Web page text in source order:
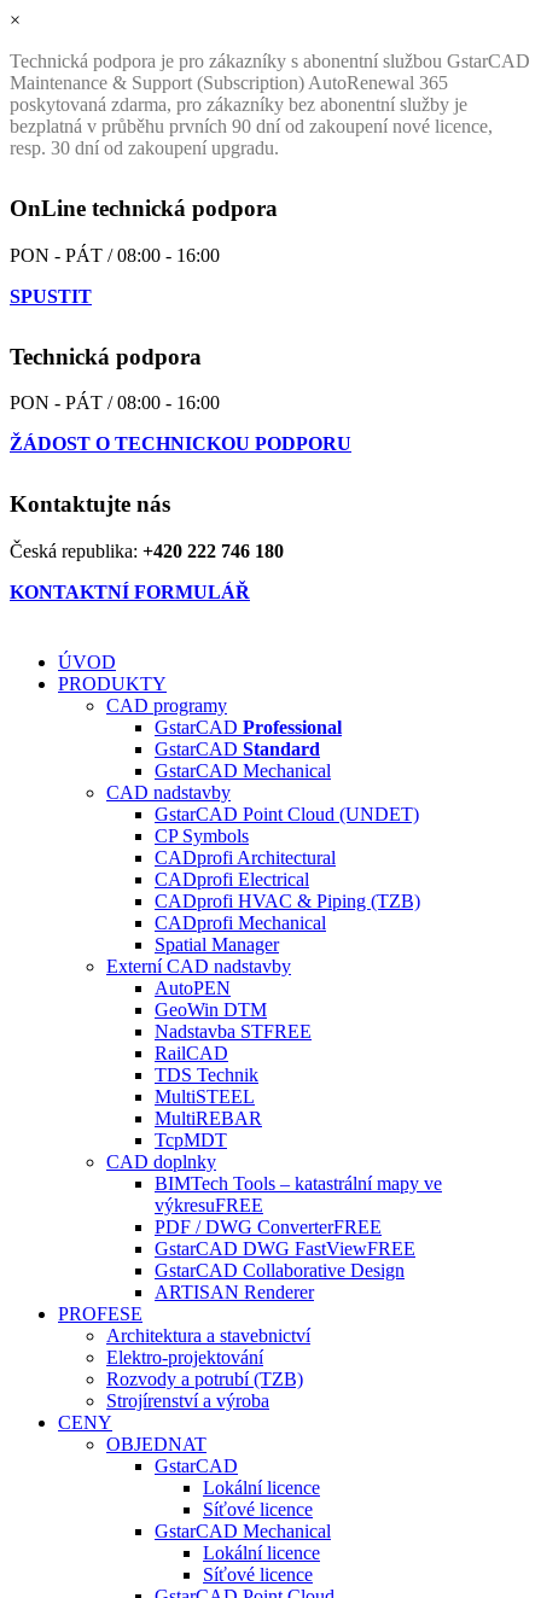
×
Technická podpora je pro zákazníky s abonentní službou GstarCAD
Maintenance & Support (Subscription) AutoRenewal 365
poskytovaná zdarma, pro zákazníky bez abonentní služby je
bezplatná v průběhu prvních 90 dní od zakoupení nové licence,
resp. 30 dní od zakoupení upgradu.
OnLine technická podpora
PON - PÁT / 08:00 - 16:00
SPUSTIT
Technická podpora
PON - PÁT / 08:00 - 16:00
ŽÁDOST O TECHNICKOU PODPORU
Kontaktujte nás
Česká republika: +420 222 746 180
KONTAKTNÍ FORMULÁŘ
ÚVOD
PRODUKTY
CAD programy
GstarCAD Professional
GstarCAD Standard
GstarCAD Mechanical
CAD nadstavby
GstarCAD Point Cloud (UNDET)
CP Symbols
CADprofi Architectural
CADprofi Electrical
CADprofi HVAC & Piping (TZB)
CADprofi Mechanical
Spatial Manager
Externí CAD nadstavby
AutoPEN
GeoWin DTM
Nadstavba STFREE
RailCAD
TDS Technik
MultiSTEEL
MultiREBAR
TcpMDT
CAD doplnky
BIMTech Tools – katastrální mapy ve
výkresuFREE
PDF / DWG ConverterFREE
GstarCAD DWG FastViewFREE
GstarCAD Collaborative Design
ARTISAN Renderer
PROFESE
Architektura a stavebnictví
Elektro-projektování
Rozvody a potrubí (TZB)
Strojírenství a výroba
CENY
OBJEDNAT
GstarCAD
Lokální licence
Síťové licence
GstarCAD Mechanical
Lokální licence
Síťové licence